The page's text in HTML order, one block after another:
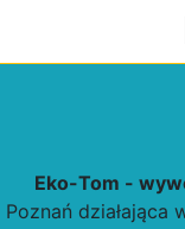
Eko-Tom -
Poznań